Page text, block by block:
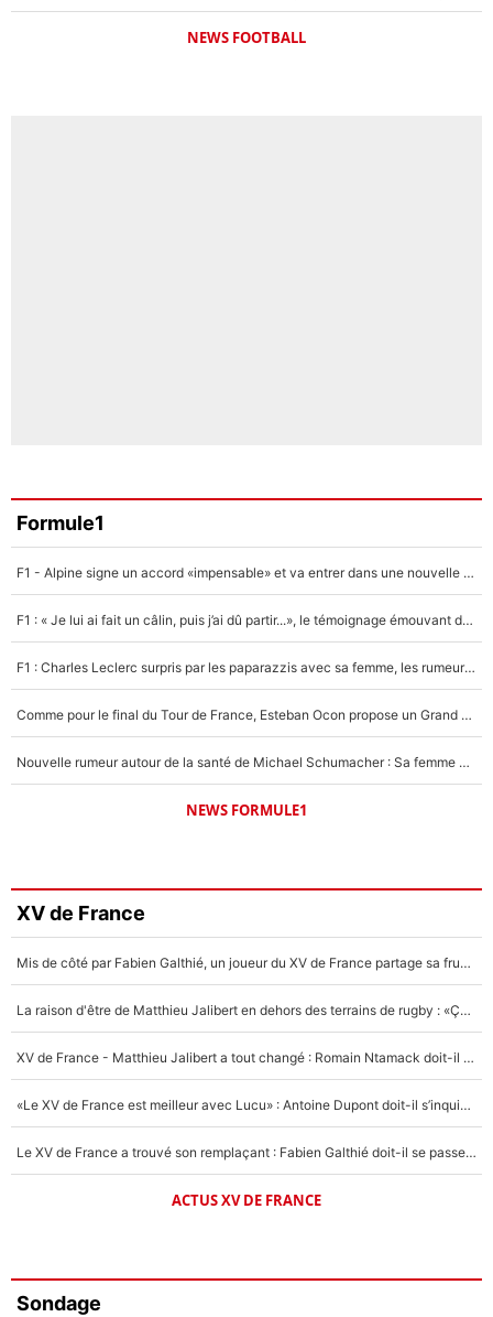
NEWS FOOTBALL
Formule1
F1 - Alpine signe un accord «impensable» et va entrer dans une nouvelle dimension : Grande nouvelle pour Pierre Gasly !
F1 : « Je lui ai fait un câlin, puis j’ai dû partir...», le témoignage émouvant de Max Verstappen sur sa fille
F1 : Charles Leclerc surpris par les paparazzis avec sa femme, les rumeurs étaient vraies !
Comme pour le final du Tour de France, Esteban Ocon propose un Grand Prix de Formule 1 à Paris : «Autour de l’Arc de Triomphe, ce serait génial» !
Nouvelle rumeur autour de la santé de Michael Schumacher : Sa femme Corinna sort du silence
NEWS FORMULE1
XV de France
Mis de côté par Fabien Galthié, un joueur du XV de France partage sa frustration : «ils ne me l’ont pas dit tout de suite»
La raison d'être de Matthieu Jalibert en dehors des terrains de rugby : «Ça m'atteint autant que si tu touches à un membre de ma famille»
XV de France - Matthieu Jalibert a tout changé : Romain Ntamack doit-il s’inquiéter pour sa place à un an de la Coupe du monde ?
«Le XV de France est meilleur avec Lucu» : Antoine Dupont doit-il s’inquiéter pour sa place ?
Le XV de France a trouvé son remplaçant : Fabien Galthié doit-il se passer d'Antoine Dupont ?
ACTUS XV DE FRANCE
Sondage